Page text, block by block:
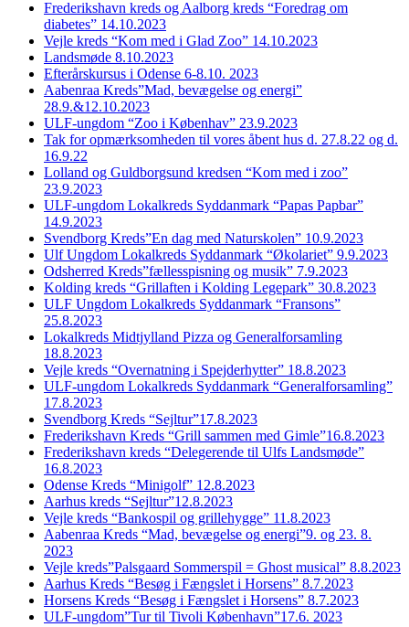
Frederikshavn kreds og Aalborg kreds “Foredrag om
diabetes” 14.10.2023
Vejle kreds “Kom med i Glad Zoo” 14.10.2023
Landsmøde 8.10.2023
Efterårskursus i Odense 6-8.10. 2023
Aabenraa Kreds”Mad, bevægelse og energi”
28.9.&12.10.2023
ULF-ungdom “Zoo i Københav” 23.9.2023
Tak for opmærksomheden til vores åbent hus d. 27.8.22 og d.
16.9.22
Lolland og Guldborgsund kredsen “Kom med i zoo”
23.9.2023
ULF-ungdom Lokalkreds Syddanmark “Papas Papbar”
14.9.2023
Svendborg Kreds”En dag med Naturskolen” 10.9.2023
Ulf Ungdom Lokalkreds Syddanmark “Økolariet” 9.9.2023
Odsherred Kreds”fællesspisning og musik” 7.9.2023
Kolding kreds “Grillaften i Kolding Legepark” 30.8.2023
ULF Ungdom Lokalkreds Syddanmark “Fransons”
25.8.2023
Lokalkreds Midtjylland Pizza og Generalforsamling
18.8.2023
Vejle kreds “Overnatning i Spejderhytter” 18.8.2023
ULF-ungdom Lokalkreds Syddanmark “Generalforsamling”
17.8.2023
Svendborg Kreds “Sejltur”17.8.2023
Frederikshavn Kreds “Grill sammen med Gimle”16.8.2023
Frederikshavn kreds “Delegerende til Ulfs Landsmøde”
16.8.2023
Odense Kreds “Minigolf” 12.8.2023
Aarhus kreds “Sejltur”12.8.2023
Vejle kreds “Bankospil og grillehygge” 11.8.2023
Aabenraa Kreds “Mad, bevægelse og energi”9. og 23. 8.
2023
Vejle kreds”Palsgaard Sommerspil = Ghost musical” 8.8.2023
Aarhus Kreds “Besøg i Fængslet i Horsens” 8.7.2023
Horsens Kreds “Besøg i Fængslet i Horsens” 8.7.2023
ULF-ungdom”Tur til Tivoli København”17.6. 2023